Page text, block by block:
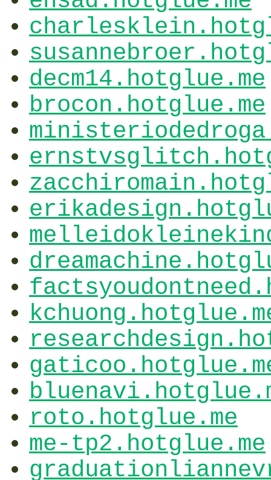
decm14.hotglue.me
brocon.hotglue.me
roto.hotglue.me
me-tp2.hotglue.me